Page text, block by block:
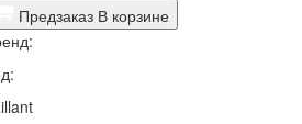
Предзаказ В корзине